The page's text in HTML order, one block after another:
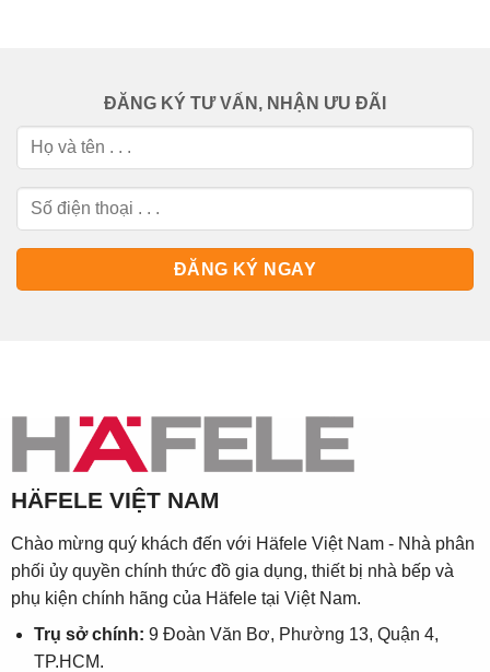
ĐĂNG KÝ TƯ VẤN, NHẬN ƯU ĐÃI
HÄFELE VIỆT NAM
Chào mừng quý khách đến với Häfele Việt Nam - Nhà phân
phối ủy quyền chính thức đồ gia dụng, thiết bị nhà bếp và
phụ kiện chính hãng của Häfele tại Việt Nam.
Trụ sở chính: 9 Đoàn Văn Bơ, Phường 13, Quận 4,
TP.HCM.